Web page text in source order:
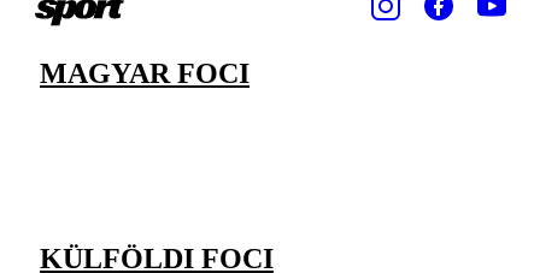
MAGYAR FOCI
KÜLFÖLDI FOCI